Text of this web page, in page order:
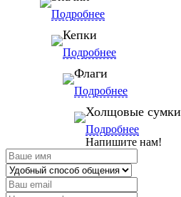
Подробнее
Кепки
Подробнее
Флаги
Подробнее
Холщовые сумки
Подробнее
Напишите нам!